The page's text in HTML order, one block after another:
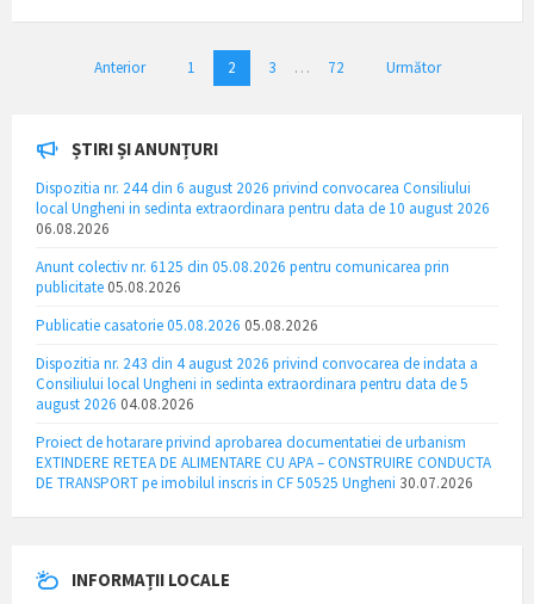
PaginațieAnterior 1 2 3 … 72 Următor
ȘTIRI ȘI ANUNȚURI
Dispozitia nr. 244 din 6 august 2026 privind convocarea Consiliului
local Ungheni in sedinta extraordinara pentru data de 10 august 2026
06.08.2026
Anunt colectiv nr. 6125 din 05.08.2026 pentru comunicarea prin
publicitate 05.08.2026
Publicatie casatorie 05.08.2026 05.08.2026
Dispozitia nr. 243 din 4 august 2026 privind convocarea de indata a
Consiliului local Ungheni in sedinta extraordinara pentru data de 5
august 2026 04.08.2026
Proiect de hotarare privind aprobarea documentatiei de urbanism
EXTINDERE RETEA DE ALIMENTARE CU APA – CONSTRUIRE CONDUCTA
DE TRANSPORT pe imobilul inscris in CF 50525 Ungheni 30.07.2026
INFORMAȚII LOCALE